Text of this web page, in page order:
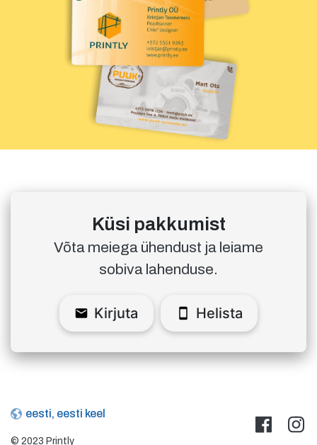
Küsi pakkumist
Võta meiega ühendust ja leiame
sobiva lahenduse.
Kirjuta Helista
eesti, eesti keel
© 2023 Printly